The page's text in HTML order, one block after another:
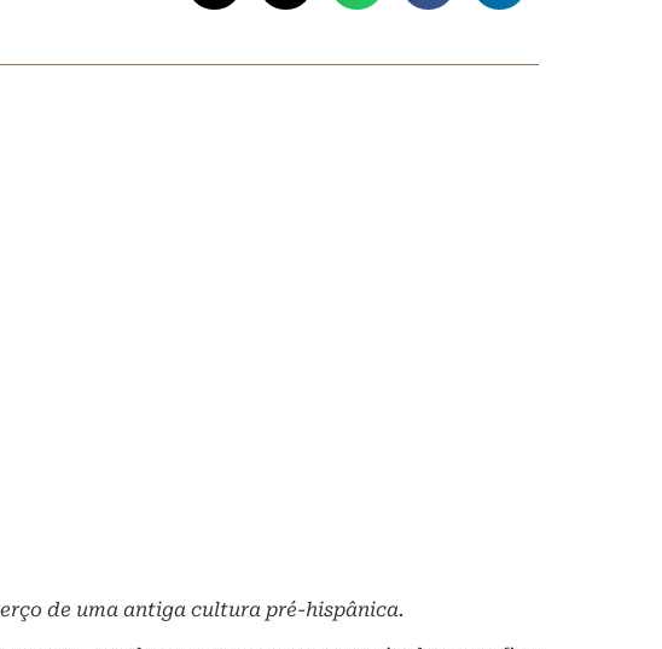
de uma antiga cultura pré-hispânica.